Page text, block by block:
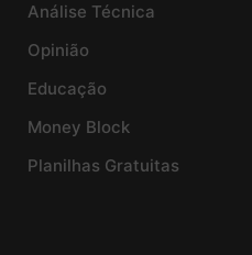
Análise Técnica
Opinião
Educação
Money Block
Planilhas Gratuitas